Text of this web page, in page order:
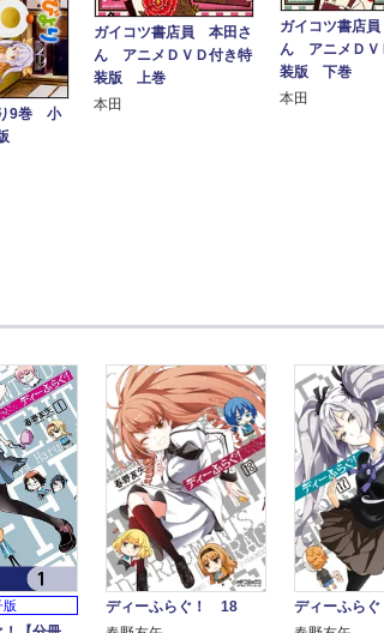
9巻 小
ガイコツ書店員 本田さ
ん アニメＤＶＤ付き特
装版 上巻
本田
ガイコツ書店
ん アニメＤＶ
装版 下巻
本田
版
ディーふらぐ！ 18
ディーふら